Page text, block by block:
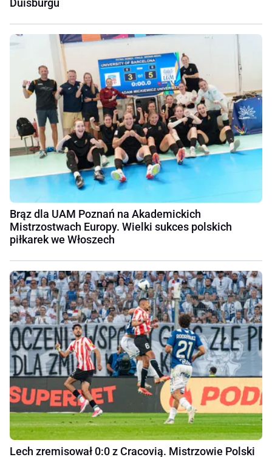
Brąz dla UAM Poznań na Akademickich
Mistrzostwach Europy. Wielki sukces polskich
piłkarek we Włoszech
Lech zremisował 0:0 z Cracovią. Mistrzowie Polski